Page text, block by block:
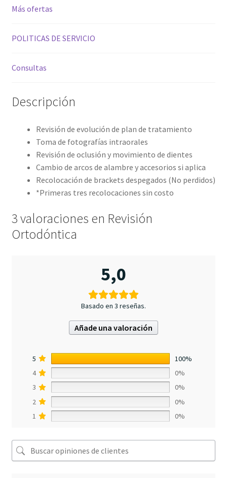
Más ofertas
POLITICAS DE SERVICIO
Consultas
Descripción
Revisión de evolución de plan de tratamiento
Toma de fotografías intraorales
Revisión de oclusión y movimiento de dientes
Cambio de arcos de alambre y accesorios si aplica
Recolocación de brackets despegados (No perdidos)
*Primeras tres recolocaciones sin costo
3 valoraciones en Revisión
Ortodóntica
5,0
Basado en 3 reseñas.
Añade una valoración
5
100%
4
0%
3
0%
2
0%
1
0%